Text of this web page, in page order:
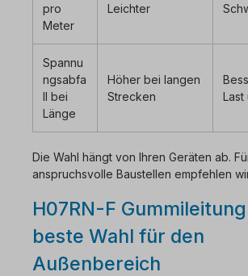
pro
Meter
Leichter
Spannu
ngsabfa
ll bei
Länge
Höher bei langen
Strecken
Last
Die Wahl hängt von Ihren Geräten ab.
anspruchsvolle Baustellen empfehlen
H07RN-F
beste Wahl für den
Außenbereich